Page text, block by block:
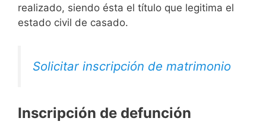
realizado, siendo ésta el título que legitima el
estado civil de casado.
Solicitar inscripción de matrimonio
Inscripción de defunción